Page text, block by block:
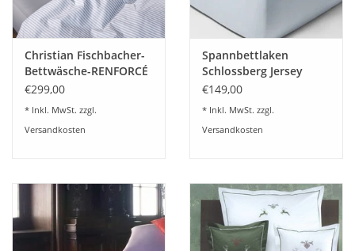
Christian Fischbacher-
Bettwäsche-RENFORCÉ
NILS
€299,00
* Inkl. MwSt. zzgl.
Versandkosten
Spannbettlaken
Schlossberg Jersey
Royal fix-schweizer
€149,00
* Inkl. MwSt. zzgl.
Versandkosten